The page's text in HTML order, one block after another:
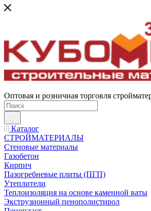
Оптовая и розничная торговля
Каталог
СТРОЙМАТЕРИАЛЫ
Стеновые материалы
Газобетон
Кирпич
Пазогребневые плиты (ПГП)
Утеплители
Теплоизоляция на основе каменной ваты
Экструзионный пенополистирол